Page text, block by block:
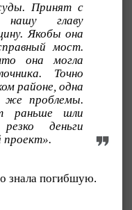
Принят с
нашу главу
Якобы она
мост.
она могла
Точно
районе, одна
же проблемы.
раньше шли
деньги
проект».
знала погибшую.